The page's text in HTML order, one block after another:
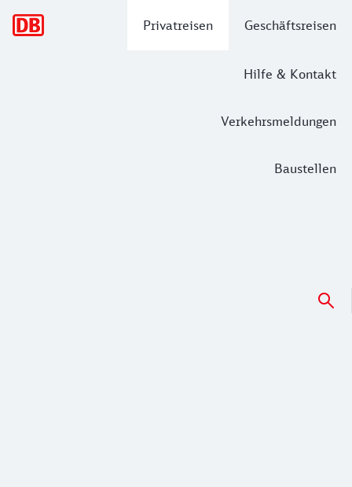
Privatreisen Geschäftsreisen
Hilfe & Kontakt
Verkehrsmeldungen
Baustellen